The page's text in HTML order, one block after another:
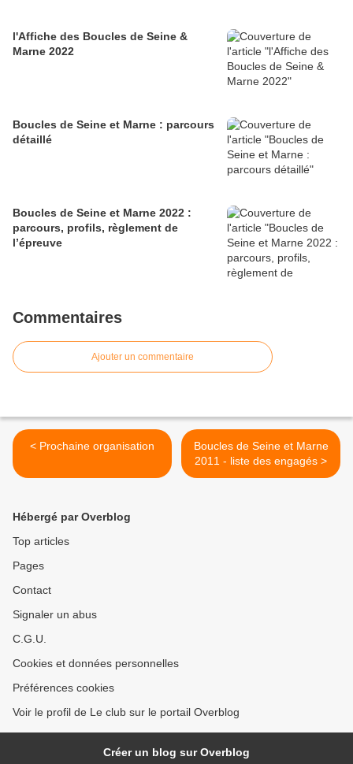
l'Affiche des Boucles de Seine &
Marne 2022
Boucles de Seine et Marne : parcours
détaillé
Boucles de Seine et Marne 2022 :
parcours, profils, règlement de
l’épreuve
Commentaires
Ajouter un commentaire
< Prochaine organisation
Boucles de Seine et Marne
2011 - liste des engagés >
Hébergé par Overblog
Top articles
Pages
Contact
Signaler un abus
C.G.U.
Cookies et données personnelles
Préférences cookies
Voir le profil de Le club sur le portail Overblog
Créer un blog sur Overblog